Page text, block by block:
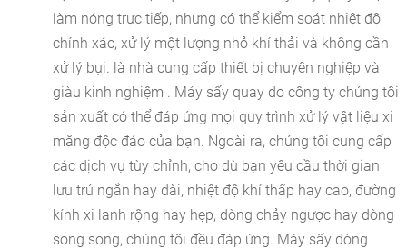
làm nóng trực tiếp, nhưng có thể kiểm soát nhiệt độ
chính xác, xử lý một lượng nhỏ khí thải và không cần
xử lý bụi. là nhà cung cấp thiết bị chuyên nghiệp và
giàu kinh nghiệm . Máy sấy quay do công ty chúng tôi
sản xuất có thể đáp ứng mọi quy trình xử lý vật liệu xi
măng độc đáo của bạn. Ngoài ra, chúng tôi cung cấp
các dịch vụ tùy chỉnh, cho dù bạn yêu cầu thời gian
lưu trú ngắn hay dài, nhiệt độ khí thấp hay cao, đường
kính xi lanh rộng hay hẹp, dòng chảy ngược hay dòng
song song, chúng tôi đều đáp ứng. Máy sấy dòng